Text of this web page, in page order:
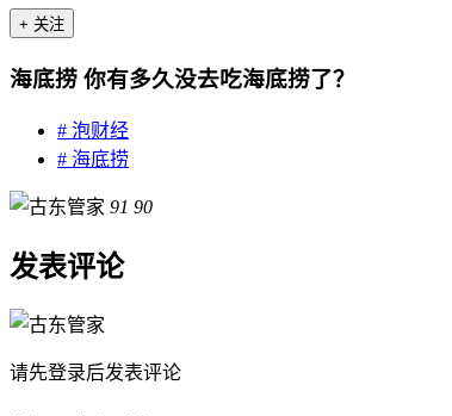
+ 关注
海底捞 你有多久没去吃海底捞了？
# 泡财经
# 海底捞
91 90
发表评论
请先登录后发表评论